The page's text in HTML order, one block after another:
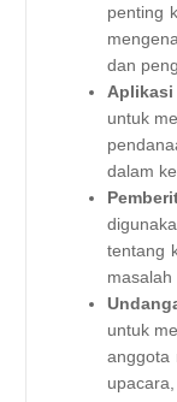
penting
dan
Aplikasi
untuk
dalam
tentang
untuk
anggota